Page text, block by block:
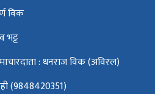
विक
भट्ट
: धनराज विक (अविरल)
(9848420351)